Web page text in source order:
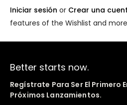
Iniciar sesión or Crear una
features of the Wishlist and
Better starts now.
Regístrate Para Ser El Primero
Próximos Lanzamientos.